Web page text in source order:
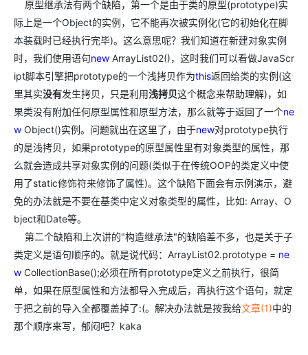
原型继承法有两个缺陷，第一个是由于类的原型(prototype)实
际上是一个Object的实例，它不能再次被实例化(它的初始化在脚
本装载时已经执行完毕)。这么意思呢？我们知道在新建对象实例
时，我们使用语句new ArrayList02()，这时我们可以看做JavaScr
ipt脚本引擎把prototype的一个浅拷贝作为this返回给类的实例(这
里其实没有发生拷贝，只是利用浅拷贝这个概念来帮助理解)，如
果类没有附加任何原型属性和原型方法，那么就等于返回了一个ne
w Object()实例。问题就出在这里了，由于new对prototype执行
的是浅拷贝，如果prototype的原型属性里有对象类型的属性，那
么就会造成共享对象实例的问题(类似于在传统OOP的类定义中使
用了static修饰符来修饰了属性)。这个缺陷下面会有示例演示，避
免的办法就是不要在基类中定义对象类型的属性，比如: Array、O
bject和Date等。
第二个缺陷和上次讲的"构造继承法"的缺陷差不多，也是关于子
类定义是语句顺序的。就是说代码：ArrayList02.prototype = ne
w CollectionBase();必须在所有prototype定义之前执行，很简
单，如果在原型属性和方法都导入完成后，再执行这个语句，就定
于把之前的导入全都覆盖掉了:(。解决办法就是按我给文章(1)中的
那个顺序来写，郁闷吧？kaka